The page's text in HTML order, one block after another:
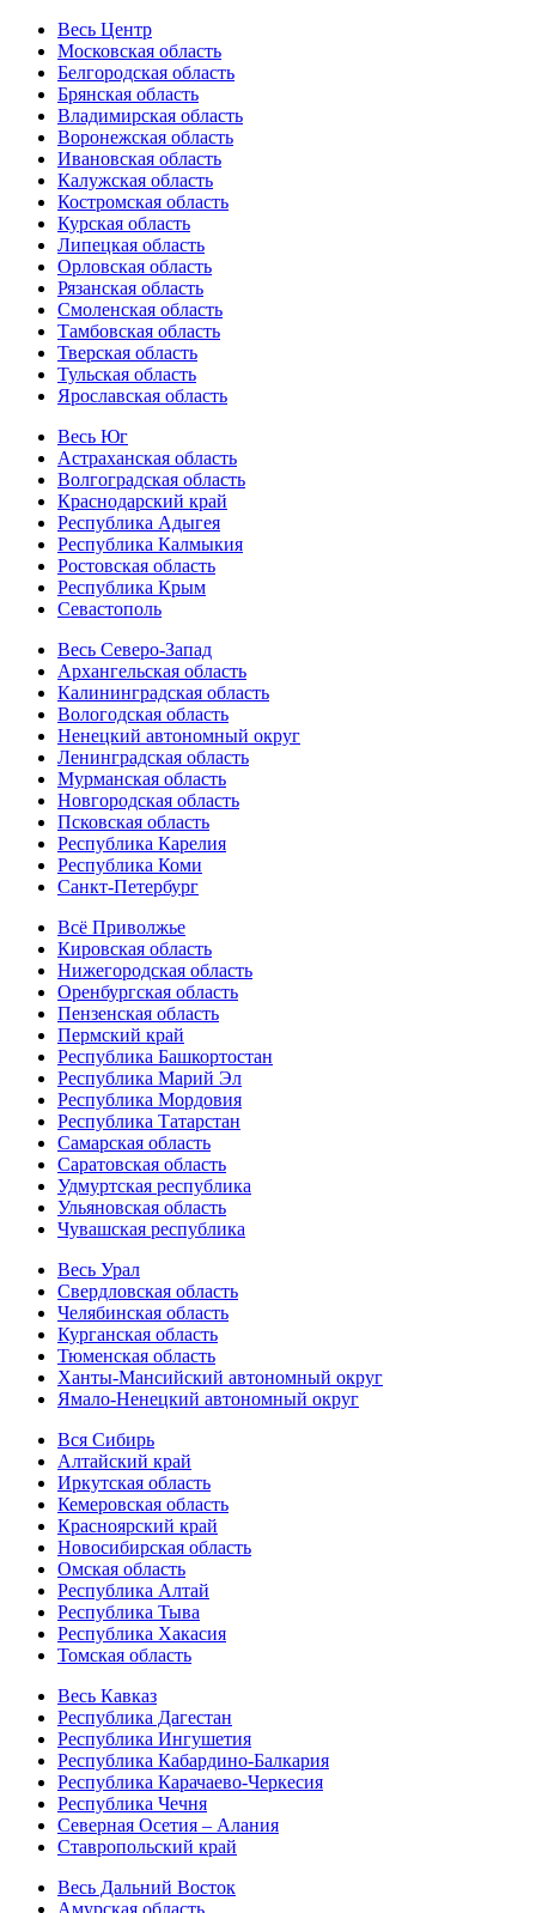
Весь Центр
Московская область
Белгородская область
Брянская область
Владимирская область
Воронежская область
Ивановская область
Калужская область
Костромская область
Курская область
Липецкая область
Орловская область
Рязанская область
Смоленская область
Тамбовская область
Тверская область
Тульская область
Ярославская область
Весь Юг
Астраханская область
Волгоградская область
Краснодарский край
Республика Адыгея
Республика Калмыкия
Ростовская область
Республика Крым
Севастополь
Весь Северо-Запад
Архангельская область
Калининградская область
Вологодская область
Ненецкий автономный округ
Ленинградская область
Мурманская область
Новгородская область
Псковская область
Республика Карелия
Республика Коми
Санкт-Петербург
Всё Приволжье
Кировская область
Нижегородская область
Оренбургская область
Пензенская область
Пермский край
Республика Башкортостан
Республика Марий Эл
Республика Мордовия
Республика Татарстан
Самарская область
Саратовская область
Удмуртская республика
Ульяновская область
Чувашская республика
Весь Урал
Свердловская область
Челябинская область
Курганская область
Тюменская область
Ханты-Мансийский автономный округ
Ямало-Ненецкий автономный округ
Вся Сибирь
Алтайский край
Иркутская область
Кемеровская область
Красноярский край
Новосибирская область
Омская область
Республика Алтай
Республика Тыва
Республика Хакасия
Томская область
Весь Кавказ
Республика Дагестан
Республика Ингушетия
Республика Кабардино-Балкария
Республика Карачаево-Черкесия
Республика Чечня
Северная Осетия – Алания
Ставропольский край
Весь Дальний Восток
Амурская область